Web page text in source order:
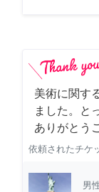
美術に関す
ました。と
ありがとう
依頼されたチケ
男